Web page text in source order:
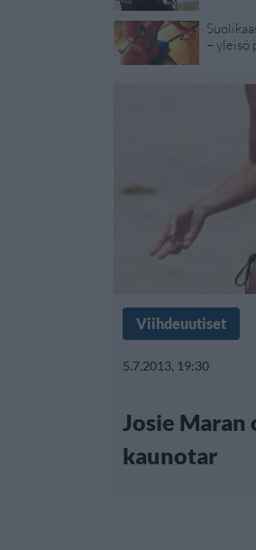
– yleisö
Viihdeuutiset
5.7.2013, 19:30
Josie Maran
kaunotar